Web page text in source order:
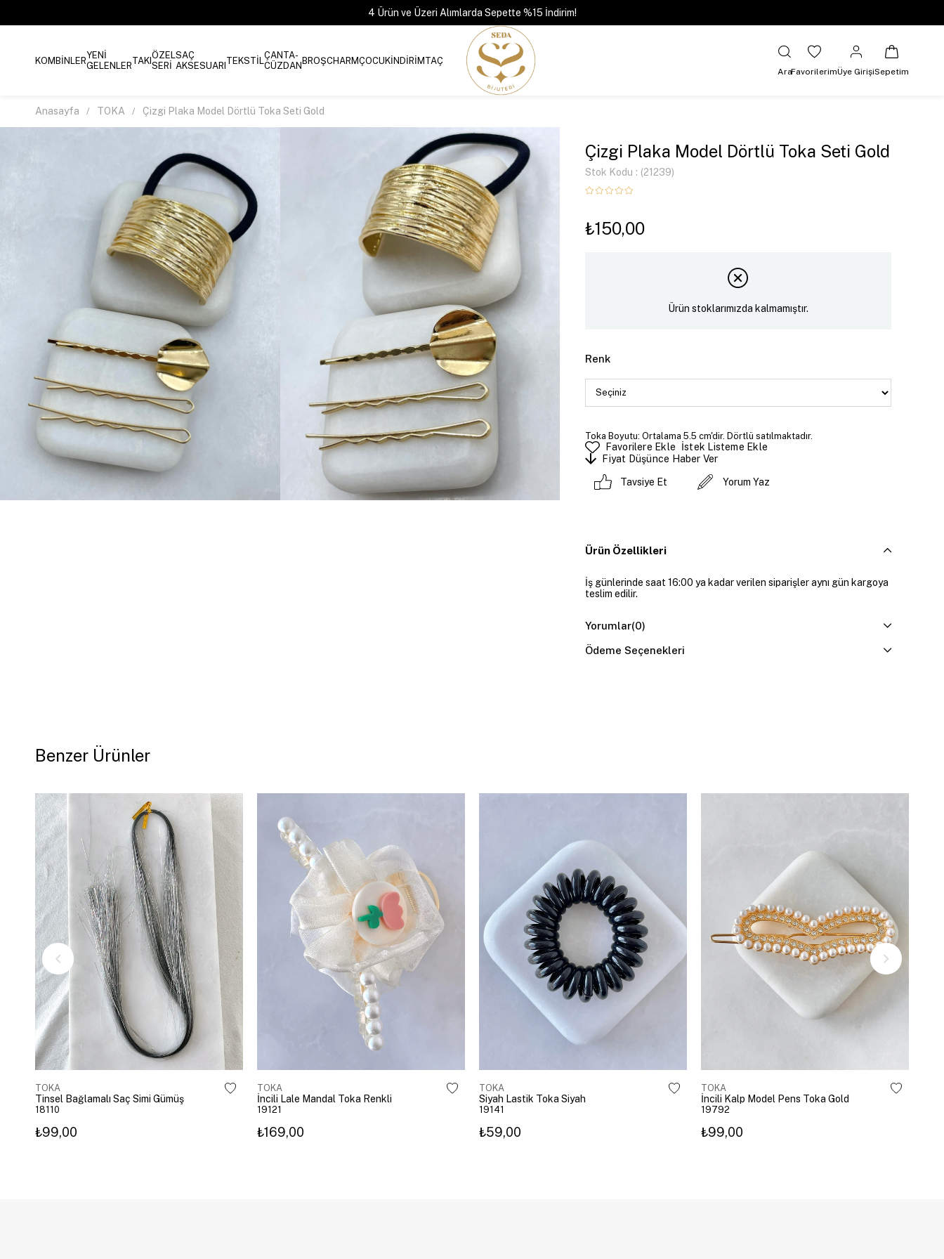
4 Ürün ve Üzeri Alımlarda Sepette %15 İndirim!
KOMBİNLERYENİ
GELENLERTAKIÖZEL
SERİ
SAÇ
AKSESUARI TEKSTİLÇANTA-
CÜZDANBROŞCHARMÇOCUKİNDİRİMTAÇ
AraFavorilerimÜye GirişiSepetim
Anasayfa TOKA Çizgi Plaka Model Dörtlü Toka Seti Gold
Çizgi Plaka Model Dörtlü Toka Seti Gold
Stok Kodu (21239)
₺150,00
Ürün stoklarımızda kalmamıştır.
Renk
Toka Boyutu: Ortalama 5.5 cm'dir. Dörtlü satılmaktadır.
Favorilere Ekle
İstek Listeme Ekle
Fiyat Düşünce Haber Ver
Tavsiye Et Yorum Yaz
Ürün Özellikleri
İş günlerinde saat 16:00 ya kadar verilen siparişler aynı gün kargoya
teslim edilir.
Yorumlar(0)
Ödeme Seçenekleri
Benzer Ürünler
TOKA
Tinsel Bağlamalı Saç Simi Gümüş
18110
₺99,00
TOKA
İncili Lale Mandal Toka Renkli
19121
₺169,00
TOKA
Siyah Lastik Toka Siyah
19141
₺59,00
TOKA
İncili Kalp Model Pens Toka Gold
19792
₺99,00